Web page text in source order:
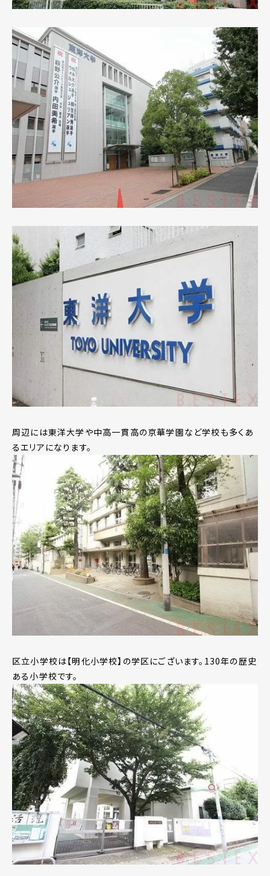
周辺には東洋大学や中高一貫高の京華学園など学校も多くあ
るエリアになります。
区立小学校は【明化小学校】の学区にございます。130年の歴史
ある小学校です。